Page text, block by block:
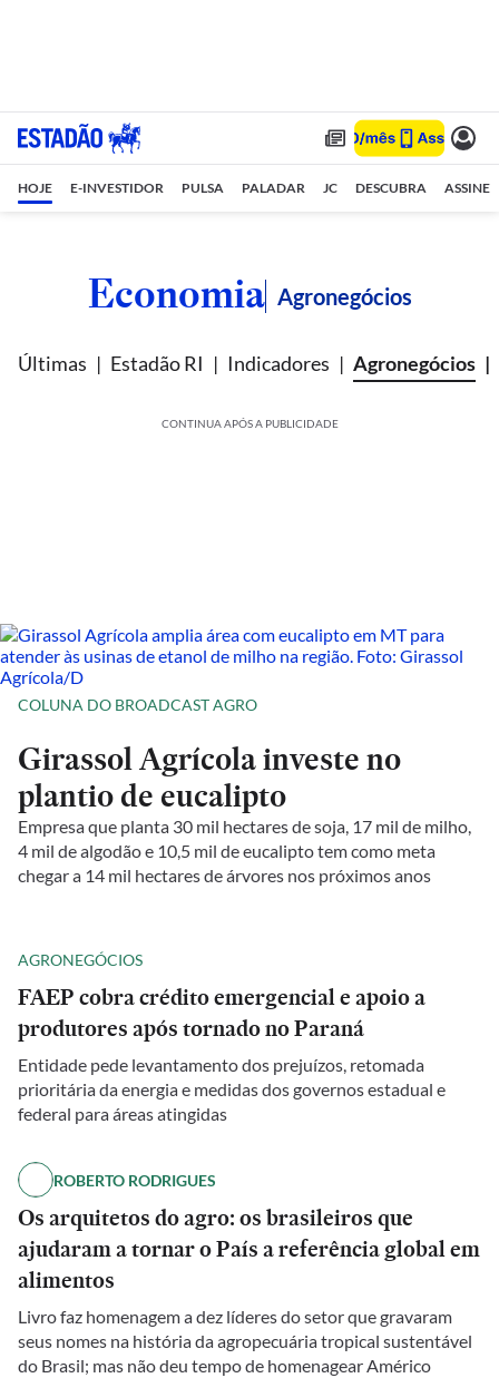
HOJE E-INVESTIDOR PULSA PALADAR JC DESCUBRA ASSINE
Economia Agronegócios
Últimas Estadão RI Indicadores Agronegócios
CONTINUA APÓS A PUBLICIDADE
COLUNA DO BROADCAST AGRO
Girassol Agrícola investe no
plantio de eucalipto
Empresa que planta 30 mil hectares de soja, 17 mil de milho,
4 mil de algodão e 10,5 mil de eucalipto tem como meta
chegar a 14 mil hectares de árvores nos próximos anos
AGRONEGÓCIOS
FAEP cobra crédito emergencial e apoio a
produtores após tornado no Paraná
Entidade pede levantamento dos prejuízos, retomada
prioritária da energia e medidas dos governos estadual e
federal para áreas atingidas
ROBERTO RODRIGUES
Os arquitetos do agro: os brasileiros que
ajudaram a tornar o País a referência global em
alimentos
Livro faz homenagem a dez líderes do setor que gravaram
seus nomes na história da agropecuária tropical sustentável
do Brasil; mas não deu tempo de homenagear Américo